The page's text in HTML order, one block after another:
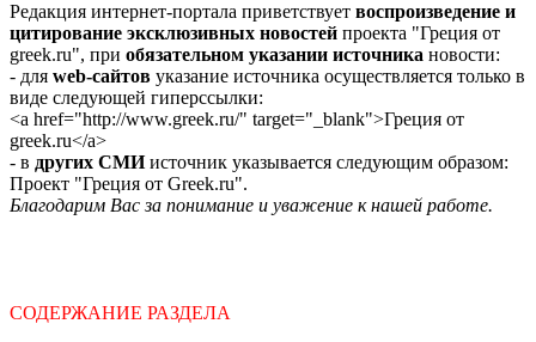
Редакция интернет-портала приветствует воспроизведение и
цитирование эксклюзивных новостей проекта "Греция от
greek.ru", при обязательном указании источника новости:
- для web-сайтов указание источника осуществляется только в
виде следующей гиперссылки:
<a href="http://www.greek.ru/" target="_blank">Греция от
greek.ru</a>
- в других СМИисточник указывается следующим образом:
Проект "Греция от Greek.ru".
Благодарим Вас за понимание и уважение к нашей работе.
СОДЕРЖАНИЕ РАЗДЕЛА